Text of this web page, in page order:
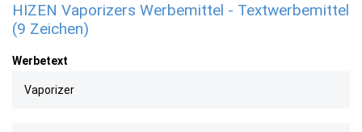
HIZEN Vaporizers Werbemittel - Textwerbemittel
(9 Zeichen)
Werbetext
Vaporizer